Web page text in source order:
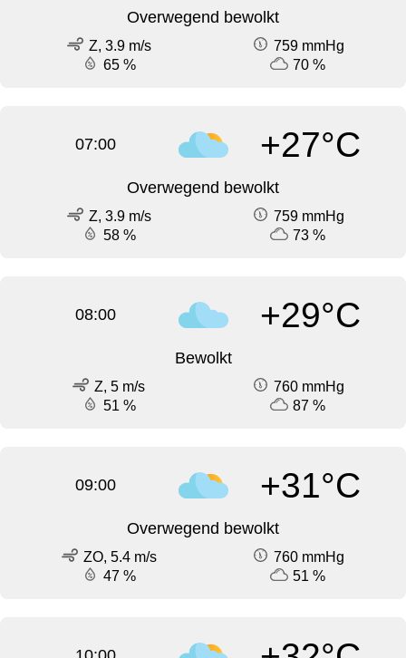
Overwegend bewolkt
Z, 3.9 m/s
759 mmHg
65 %
70 %
07:00 +27°C
Overwegend bewolkt
Z, 3.9 m/s
759 mmHg
58 %
73 %
08:00 +29°C
Bewolkt
Z, 5 m/s
760 mmHg
51 %
87 %
09:00 +31°C
Overwegend bewolkt
ZO, 5.4 m/s
760 mmHg
47 %
51 %